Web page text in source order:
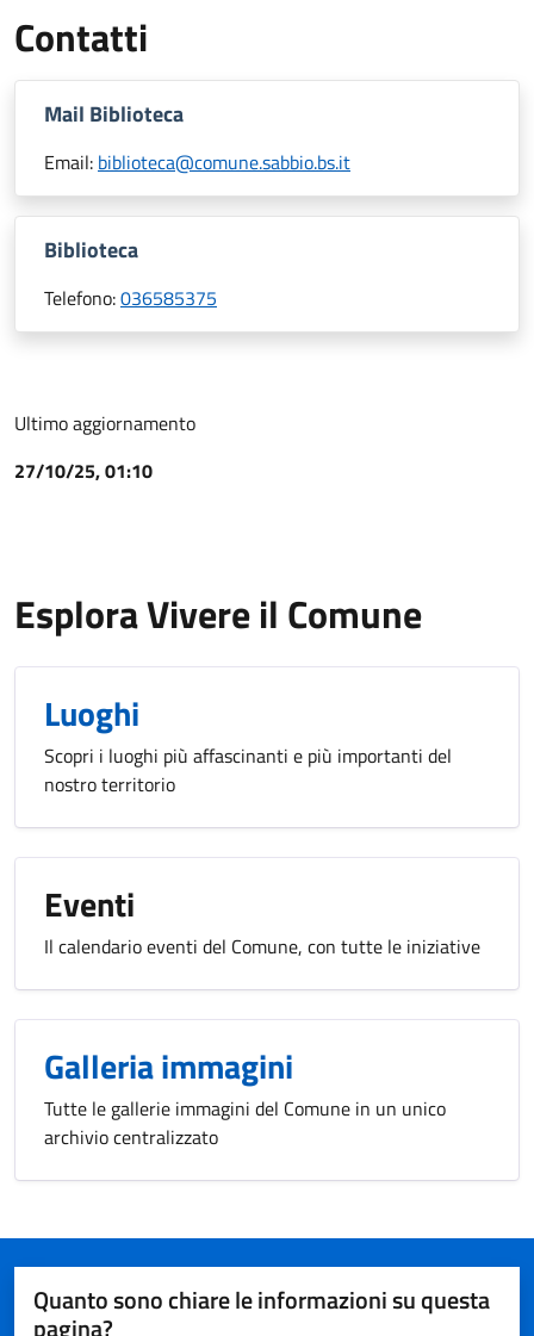
Contatti
Mail Biblioteca
Email: biblioteca@comune.sabbio.bs.it
Biblioteca
Telefono:036585375
Ultimo aggiornamento
27/10/25, 01:10
Esplora Vivere il Comune
Luoghi
Scopri i luoghi più affascinanti e più importanti del
nostro territorio
Eventi
Il calendario eventi del Comune, con tutte le iniziative
Galleria immagini
Tutte le gallerie immagini del Comune in un unico
archivio centralizzato
Quanto sono chiare le informazioni su questa
pagina?